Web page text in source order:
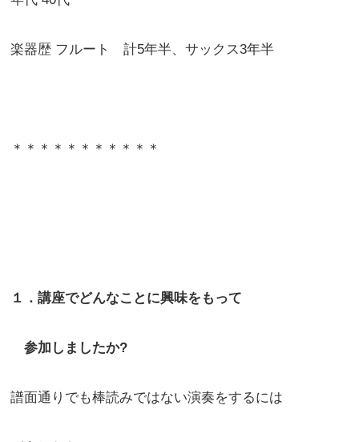
楽器歴 フルート 計5年半、サックス3年半
＊＊＊＊＊＊＊＊＊＊＊
１．講座でどんなことに興味をもって
参加しましたか?
譜面通りでも棒読みではない演奏をするには